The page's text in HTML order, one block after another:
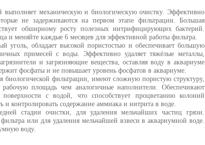
выполняет механическую и биологическую очистку. Эффективно
не задерживаются на первом этапе фильтрации. Большая
обширному росту полезных нитрифицирующих бактерий.
и меняйте каждые 6 месяцев для эффективной работы фильтра.
уголь, обладает высокой пористостью и обеспечивает большую
примесей с воды. Эффективно удаляет тяжёлые металлы,
и загрязняющие вещества, оставляя воду в аквариуме
фосфаты и не повышает уровень фосфатов в аквариуме.
биологической фильтрации, имеют сложную пористую структуру,
рабочую площадь чем аналогичные наполнители. Обеспечивают
с водой, что способствует процветанию колоний
и контролировать содержание аммиака и нитрита в воде.
стадии очистки, для удаления мельчайших частиц грязи.
или для удаления мельчайшей взвеси в аквариумной воде.
воду.